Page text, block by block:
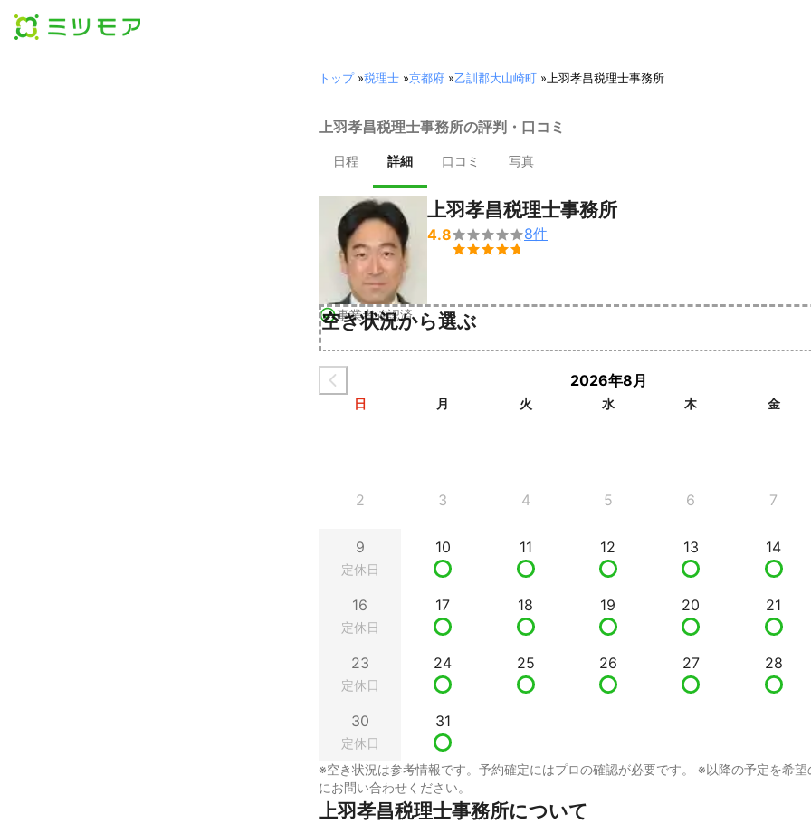
トップ»税理士 »京都府 »乙訓郡大山崎町 » 上羽孝昌税理士事務所
上羽孝昌税理士事務所の評判・口コミ
日程 詳細 口コミ 写真
事業者確認済
上羽孝昌税理士事務所
4.8

8件
空き状況から選ぶ
2026年8月
日 月 火 水 木 金
2 3 4 5 6 7
9
定休日
10 11 12 13 14
16
定休日
17 18 19 20 21
23
定休日
24 25 26 27 28
30
定休日
31
※空き状況は参考情報です。予約確定にはプロの確認が必要です。 ※以降の予定を希
にお問い合わせください。
上羽孝昌税理士事務所について